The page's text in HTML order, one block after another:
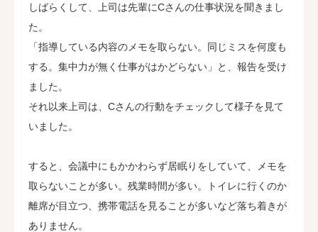
しばらくして、上司は先輩にCさんの仕事状況を聞きまし
た。
「指導している内容のメモを取らない。同じミスを何度も
する。集中力が無く仕事がはかどらない」と、報告を受け
ました。
それ以来上司は、Cさんの行動をチェックして様子を見て
いました。
すると、会議中にもかかわらず居眠りをしていて、メモを
取らないことが多い。残業時間が多い。トイレに行くのか
離席が目立つ、携帯電話を見ることが多いなど落ち着きが
ありません。